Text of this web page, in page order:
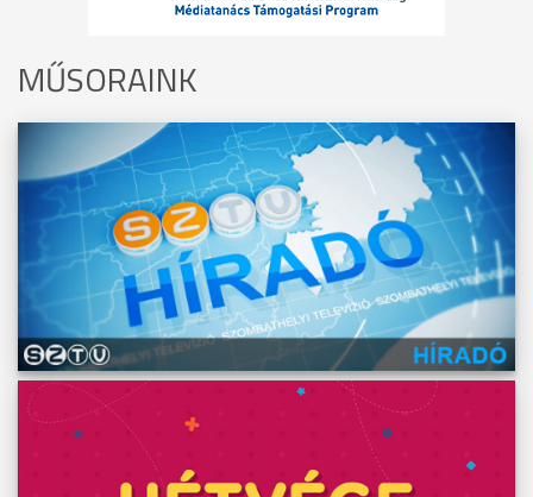
MŰSORAINK